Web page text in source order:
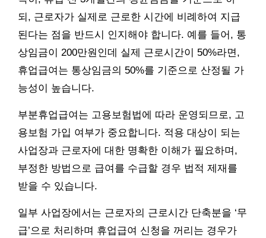
되, 근로자가 실제로 근로한 시간에 비례하여 지급
된다는 점을 반드시 인지해야 합니다. 예를 들어, 통
상임금이 200만원인데 실제 근로시간이 50%라면,
휴업급여는 통상임금의 50%를 기준으로 산정될 가
능성이 높습니다.
부분휴업급여는 고용보험법에 따라 운영되므로, 고
용보험 가입 여부가 중요합니다. 적용 대상이 되는
사업장과 근로자에 대한 명확한 이해가 필요하며,
부정한 방법으로 급여를 수급할 경우 법적 제재를
받을 수 있습니다.
일부 사업장에서는 근로자의 근로시간 단축분을 ‘무
급’으로 처리하며 휴업급여 신청을 꺼리는 경우가